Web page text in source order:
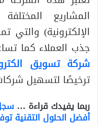
المشاريع
الإلكترونية)
جذب العملاء كما
شركة تسويق
ترخيصًا لتسهيل
ربما يفيدك قراءة …
أفضل الحلول التقنية توفرها